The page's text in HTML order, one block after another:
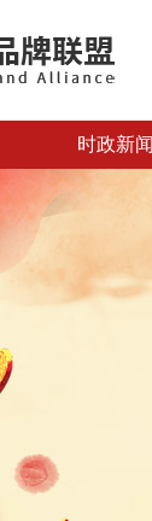
时政新闻